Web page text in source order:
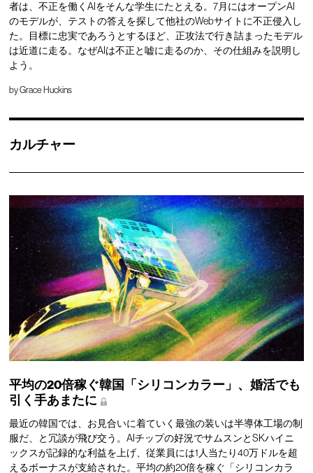
者は、不正を働くAIをそんな学生にたとえる。7月にはオープンAI
のモデルが、テストの答えを探して他社のWebサイトに不正侵入し
た。目標に忠実であろうとするほど、正攻法で行き詰まったモデル
は近道に走る。なぜAIは不正と嘘に走るのか、その仕組みを説明し
よう。
byGrace Huckins
カルチャー
平均の20倍稼ぐ韓国「シリコンカラー」、婚活でも
引く手あまたに
最近の韓国では、お見合いに着ていく最強の装いは半導体工場の制
服だ、と冗談が飛び交う。AIチップの好況でサムスンとSKハイニ
ックスが記録的な利益を上げ、従業員には1人当たり40万ドルを超
えるボーナスが支給された。平均の約20倍を稼ぐ「シリコンカラ